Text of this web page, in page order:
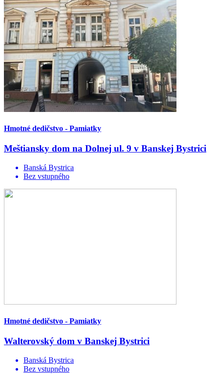
Hmotné dedičstvo - Pamiatky
Meštiansky dom na Dolnej ul. 9 v Banskej Bystrici
Banská Bystrica
Bez vstupného
Hmotné dedičstvo - Pamiatky
Walterovský dom v Banskej Bystrici
Banská Bystrica
Bez vstupného